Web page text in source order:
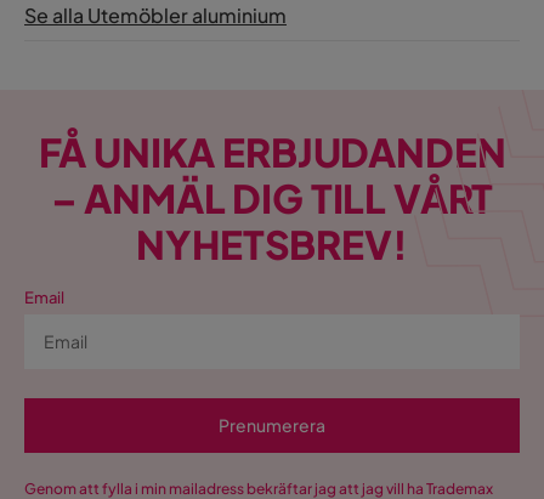
Se alla Utemöbler aluminium
FÅ UNIKA ERBJUDANDEN
– ANMÄL DIG TILL VÅRT
NYHETSBREV!
Email
Prenumerera
Genom att fylla i min mailadress bekräftar jag att jag vill ha Trademax